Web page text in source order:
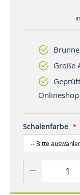
Große
Onlineshop
Schalenfarbe